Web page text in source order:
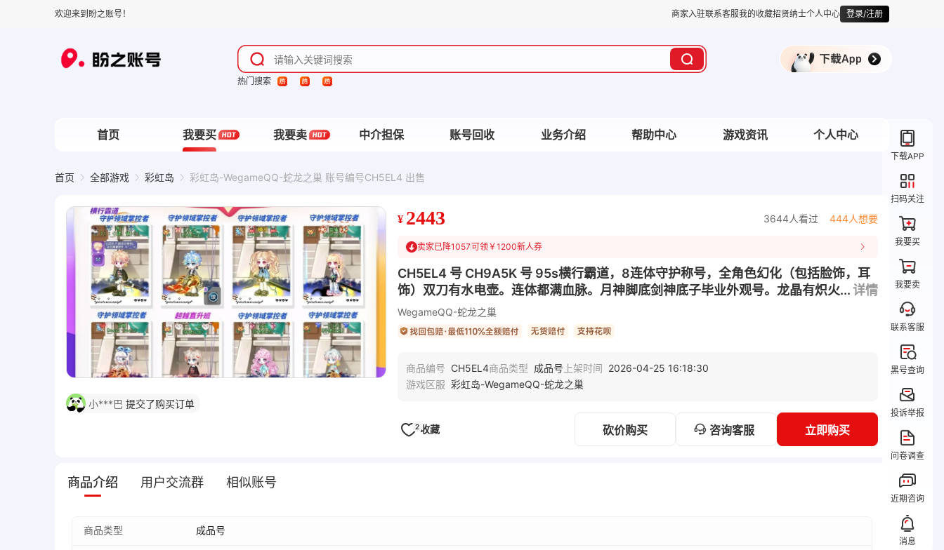
欢迎来到盼之账号！ 商家入驻联系客服我的收藏招贤纳士个人中心 登录/注册
热门搜索
首页 我要买 我要卖 中介担保 账号回收 业务介绍 帮助中心 游戏资讯 个人中心
首页 全部游戏 彩虹岛 彩虹岛-WegameQQ-蛇龙之巢 账号编号CH5EL4 出售
5人刚刚浏览该商品
小***巴 提交了购买订单
盼***T 发起了砍价
湫***@ 发起了砍价
盼***T 发起了砍价
¥ 2443 3644人看过 444人想要
卖家已降1057可领￥1200新人券
CH5EL4 号 CH9A5K 号 95s横行霸道，8连体守护称号，全角色幻化（包括脸饰，耳
饰）双刀有水电壶。连体都满血脉。月神脚底剑神底子毕业外观号。龙晶有炽火...详情
WegameQQ-蛇龙之巢
商品编号 CH5EL4商品类型 成品号 上架时间 2026-04-25 16:18:30
游戏区服 彩虹岛-WegameQQ-蛇龙之巢
2收藏 砍价购买 咨询客服 立即购买
商品介绍 用户交流群 相似账号
商品类型 成品号
下载APP
扫码关注
我要买
我要卖
联系客服
黑号查询
投诉举报
问卷调查
近期咨询
消息